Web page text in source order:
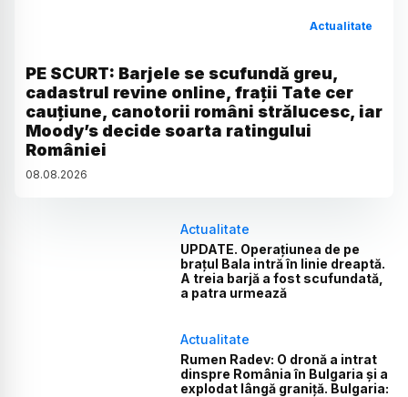
Actualitate
PE SCURT: Barjele se scufundă greu,
cadastrul revine online, frații Tate cer
cauțiune, canotorii români strălucesc, iar
Moody’s decide soarta ratingului
României
08.08.2026
Actualitate
UPDATE. Operațiunea de pe
brațul Bala intră în linie dreaptă.
A treia barjă a fost scufundată,
a patra urmează
Actualitate
Rumen Radev: O dronă a intrat
dinspre România în Bulgaria și a
explodat lângă graniță. Bulgaria: